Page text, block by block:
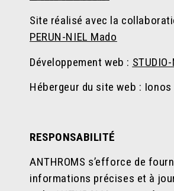
Site réalisé avec la
PERUN-NIEL Mado
Développement web :
Hébergeur du site web : Ionos
RESPONSABILITÉ
ANTHROMS s’efforce de
informations précises et à